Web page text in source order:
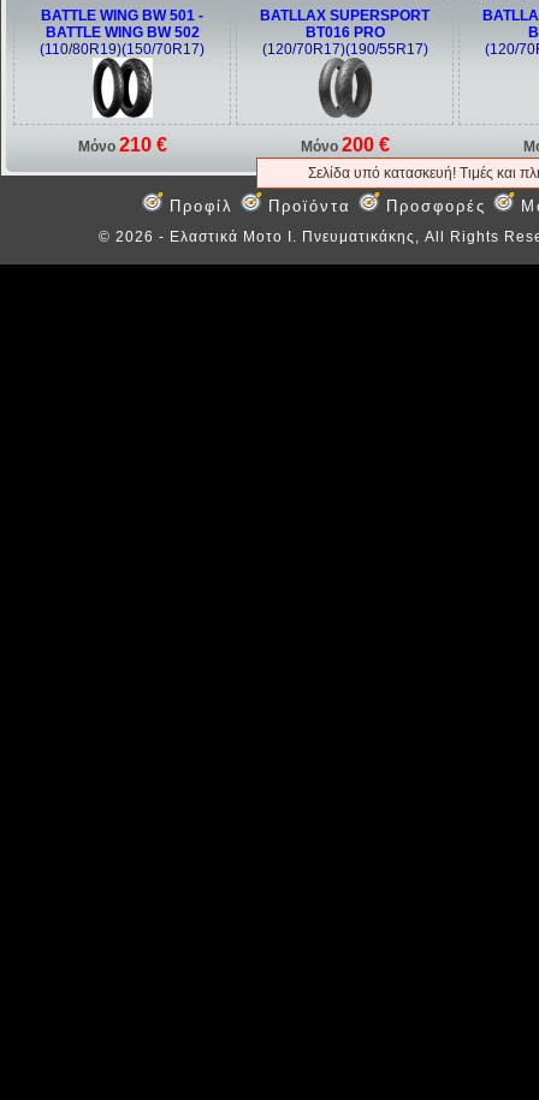
BATTLE WING BW 501 -
BATTLE WING BW 502
(110/80R19)(150/70R17)
Μόνο 210 €
BATLLAX SUPERSPORT
BT016 PRO
(120/70R17)(190/55R17)
Μόνο 200 €
(120/
Σελίδα υπό κατασκευή! Τιμές και
Προφίλ Προϊόντα Προσφορές
© 2026 - Ελαστικά Μοτο Ι. Πνευματικάκης, All Rights